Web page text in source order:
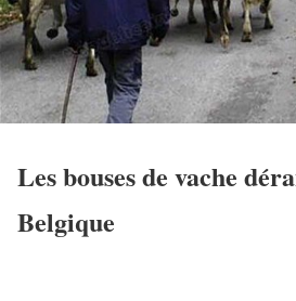
Les bouses de vache
Belgique